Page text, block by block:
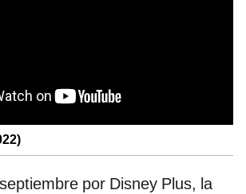
por Disney Plus, la